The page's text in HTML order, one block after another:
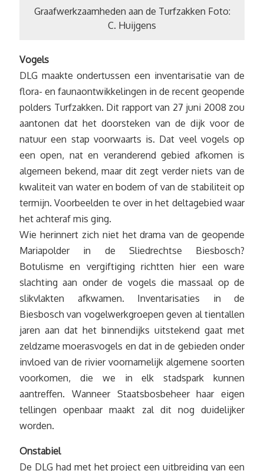
Graafwerkzaamheden aan de Turfzakken Foto:
C. Huijgens
Vogels
DLG maakte ondertussen een inventarisatie van de
flora- en faunaontwikkelingen in de recent geopende
polders Turfzakken. Dit rapport van 27 juni 2008 zou
aantonen dat het doorsteken van de dijk voor de
natuur een stap voorwaarts is. Dat veel vogels op
een open, nat en veranderend gebied afkomen is
algemeen bekend, maar dit zegt verder niets van de
kwaliteit van water en bodem of van de stabiliteit op
termijn. Voorbeelden te over in het deltagebied waar
het achteraf mis ging.
Wie herinnert zich niet het drama van de geopende
Mariapolder in de Sliedrechtse Biesbosch?
Botulisme en vergiftiging richtten hier een ware
slachting aan onder de vogels die massaal op de
slikvlakten afkwamen. Inventarisaties in de
Biesbosch van vogelwerkgroepen geven al tientallen
jaren aan dat het binnendijks uitstekend gaat met
zeldzame moerasvogels en dat in de gebieden onder
invloed van de rivier voornamelijk algemene soorten
voorkomen, die we in elk stadspark kunnen
aantreffen. Wanneer Staatsbosbeheer haar eigen
tellingen openbaar maakt zal dit nog duidelijker
worden.
Onstabiel
De DLG had met het project een uitbreiding van een